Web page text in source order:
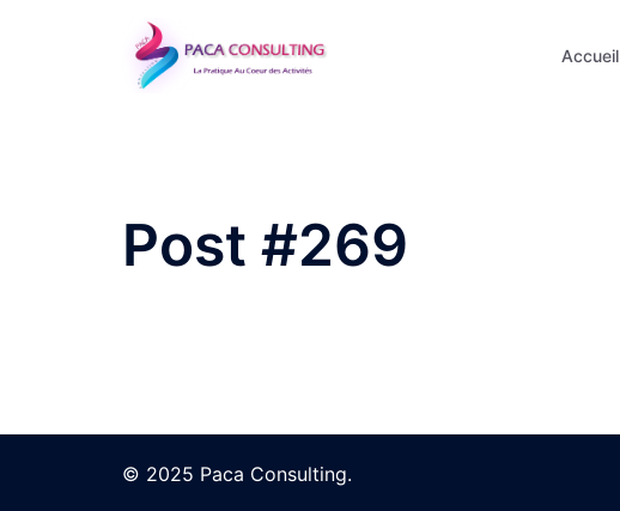
Accueil
Post #269
© 2025 Paca Consulting.